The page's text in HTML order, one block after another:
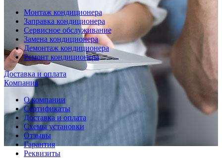
Монтаж кондиционера
Заправка кондиционера
Сервисное обслуживание
Замена кондиционера
Демонтаж кондиционера
Ремонт кондиционера
Доставка и оплата
Компания
О компании
Сертификаты
Доставка и оплата
Схемы установки
Отзывы
Гарантия
Реквизиты